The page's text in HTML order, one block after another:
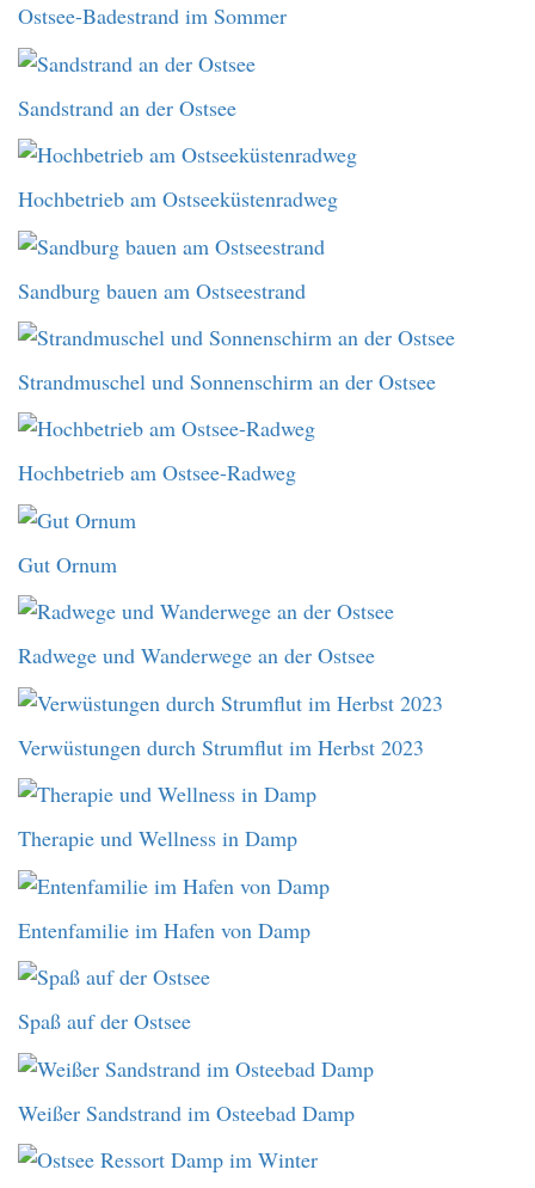
Ostsee-Badestrand im Sommer
Sandstrand an der Ostsee
Hochbetrieb am Ostseeküstenradweg
Sandburg bauen am Ostseestrand
Strandmuschel und Sonnenschirm an der Ostsee
Hochbetrieb am Ostsee-Radweg
Gut Ornum
Radwege und Wanderwege an der Ostsee
Verwüstungen durch Strumflut im Herbst 2023
Therapie und Wellness in Damp
Entenfamilie im Hafen von Damp
Spaß auf der Ostsee
Weißer Sandstrand im Osteebad Damp